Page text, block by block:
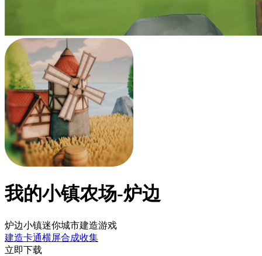
我的小镇农场-炉边
炉边小镇迷你城市建造游戏
建造卡通横屏合成收集
立即下载